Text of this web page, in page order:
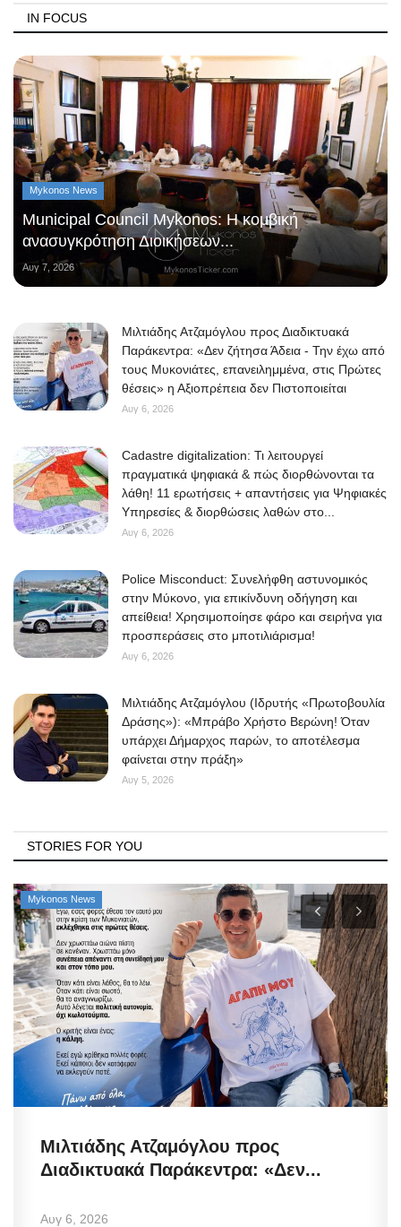
IN FOCUS
Mykonos News
Municipal Council Mykonos: Η κομβική
ανασυγκρότηση Διοικήσεων...
Αυγ 7, 2026
Μιλτιάδης Ατζαμόγλου προς Διαδικτυακά
Παράκεντρα: «Δεν ζήτησα Άδεια - Την έχω από
τους Μυκονιάτες, επανειλημμένα, στις Πρώτες
θέσεις» η Αξιοπρέπεια δεν Πιστοποιείται
Αυγ 6, 2026
Cadastre digitalization: Τι λειτουργεί
πραγματικά ψηφιακά & πώς διορθώνονται τα
λάθη! 11 ερωτήσεις + απαντήσεις για Ψηφιακές
Υπηρεσίες & διορθώσεις λαθών στο...
Αυγ 6, 2026
Police Misconduct: Συνελήφθη αστυνομικός
στην Μύκονο, για επικίνδυνη οδήγηση και
απείθεια! Χρησιμοποίησε φάρο και σειρήνα για
προσπεράσεις στο μποτιλιάρισμα!
Αυγ 6, 2026
Μιλτιάδης Ατζαμόγλου (Ιδρυτής «Πρωτοβουλία
Δράσης»): «Μπράβο Χρήστο Βερώνη! Όταν
υπάρχει Δήμαρχος παρών, το αποτέλεσμα
φαίνεται στην πράξη»
Αυγ 5, 2026
STORIES FOR YOU
Mykonos News
Μιλτιάδης Ατζαμόγλου προς
Διαδικτυακά Παράκεντρα: «Δεν...
Αυγ 6, 2026